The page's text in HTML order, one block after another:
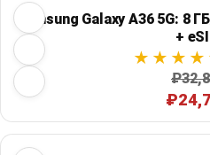
Samsung Galaxy A36 5G: 8
+